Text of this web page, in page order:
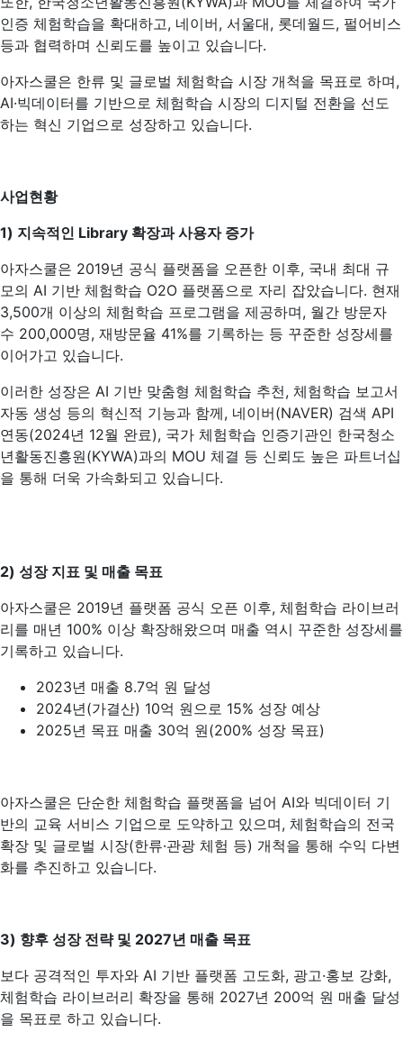
인증 체험학습을 확대하고, 네이버, 서울대, 롯데월드, 펄어비스
등과 협력하며 신뢰도를 높이고 있습니다.
아자스쿨은 한류 및 글로벌 체험학습 시장 개척을 목표로 하며,
AI·빅데이터를 기반으로 체험학습 시장의 디지털 전환을 선도
하는 혁신 기업으로 성장하고 있습니다.
사업현황
1) 지속적인 Library 확장과 사용자 증가
아자스쿨은 2019년 공식 플랫폼을 오픈한 이후, 국내 최대 규
모의 AI 기반 체험학습 O2O 플랫폼으로 자리 잡았습니다. 현재
3,500개 이상의 체험학습 프로그램을 제공하며, 월간 방문자
수 200,000명, 재방문율 41%를 기록하는 등 꾸준한 성장세를
이어가고 있습니다.
이러한 성장은 AI 기반 맞춤형 체험학습 추천, 체험학습 보고서
자동 생성 등의 혁신적 기능과 함께, 네이버(NAVER) 검색 API
연동(2024년 12월 완료), 국가 체험학습 인증기관인 한국청소
년활동진흥원(KYWA)과의 MOU 체결 등 신뢰도 높은 파트너십
을 통해 더욱 가속화되고 있습니다.
2) 성장 지표 및 매출 목표
아자스쿨은 2019년 플랫폼 공식 오픈 이후, 체험학습 라이브러
리를 매년 100% 이상 확장해왔으며 매출 역시 꾸준한 성장세를
기록하고 있습니다.
2023년 매출 8.7억 원 달성
2024년(가결산) 10억 원으로 15% 성장 예상
2025년 목표 매출 30억 원(200% 성장 목표)
아자스쿨은 단순한 체험학습 플랫폼을 넘어 AI와 빅데이터 기
반의 교육 서비스 기업으로 도약하고 있으며, 체험학습의 전국
확장 및 글로벌 시장(한류·관광 체험 등) 개척을 통해 수익 다변
화를 추진하고 있습니다.
3) 향후 성장 전략 및 2027년 매출 목표
보다 공격적인 투자와 AI 기반 플랫폼 고도화, 광고·홍보 강화,
체험학습 라이브러리 확장을 통해 2027년 200억 원 매출 달성
을 목표로 하고 있습니다.